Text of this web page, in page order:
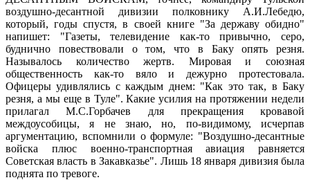
воздушно-десантной дивизии полковнику А.И.Лебедю,
который, годы спустя, в своей книге "За державу обидно"
напишет: "Газеты, телевидение как-то привычно, серо,
буднично повествовали о том, что в Баку опять резня.
Называлось количество жертв. Мировая и союзная
общественность как-то вяло и дежурно протестовала.
Офицеры удивлялись с каждым днем: "Как это так, в Баку
резня, а мы еще в Туле". Какие усилия на протяжении недели
прилагал М.С.Горбачев для прекращения кровавой
междоусобицы, я не знаю, но, по-видимому, исчерпав
аргументацию, вспомнили о формуле: "Воздушно-десантные
войска плюс военно-транспортная авиация равняется
Советская власть в Закавказье". Лишь 18 января дивизия была
поднята по тревоге.